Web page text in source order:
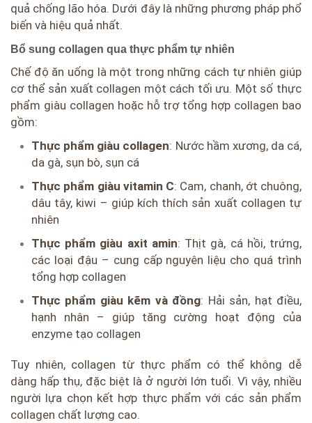
quả chống lão hóa. Dưới đây là những phương pháp phổ
biến và hiệu quả nhất.
Bổ sung collagen qua thực phẩm tự nhiên
Chế độ ăn uống là một trong những cách tự nhiên giúp
cơ thể sản xuất collagen một cách tối ưu. Một số thực
phẩm giàu collagen hoặc hỗ trợ tổng hợp collagen bao
gồm:
Thực phẩm giàu collagen: Nước hầm xương, da cá,
da gà, sụn bò, sụn cá
Thực phẩm giàu vitamin C: Cam, chanh, ớt chuông,
dâu tây, kiwi – giúp kích thích sản xuất collagen tự
nhiên
Thực phẩm giàu axit amin: Thịt gà, cá hồi, trứng,
các loại đậu – cung cấp nguyên liệu cho quá trình
tổng hợp collagen
Thực phẩm giàu kẽm và đồng: Hải sản, hạt điều,
hạnh nhân – giúp tăng cường hoạt động của
enzyme tạo collagen
Tuy nhiên, collagen từ thực phẩm có thể không dễ
dàng hấp thụ, đặc biệt là ở người lớn tuổi. Vì vậy, nhiều
người lựa chọn kết hợp thực phẩm với các sản phẩm
collagen chất lượng cao.